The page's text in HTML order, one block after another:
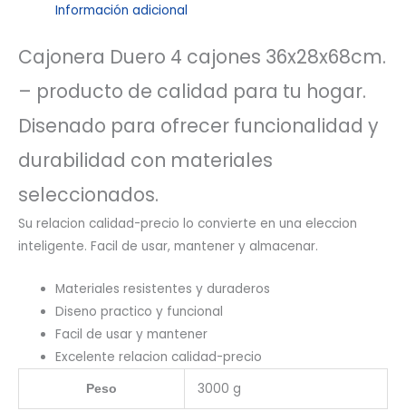
Información adicional
Cajonera Duero 4 cajones 36x28x68cm.
– producto de calidad para tu hogar.
Disenado para ofrecer funcionalidad y
durabilidad con materiales
seleccionados.
Su relacion calidad-precio lo convierte en una eleccion
inteligente. Facil de usar, mantener y almacenar.
Materiales resistentes y duraderos
Diseno practico y funcional
Facil de usar y mantener
Excelente relacion calidad-precio
Peso 3000 g